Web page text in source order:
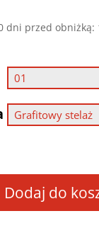
dni przed obniżką:
Dodaj do